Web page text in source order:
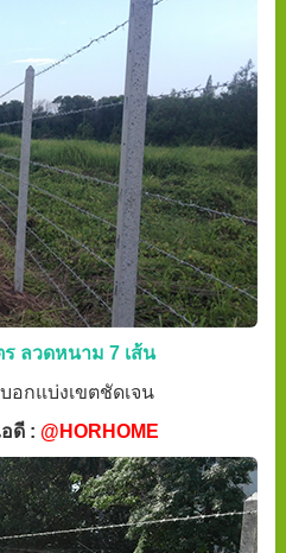
ร ลวดหนาม 7 เส้น
อกแบ่งเขตชัดเจน
ดี : @HORHOME